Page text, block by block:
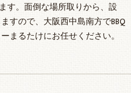
す。面倒な場所取りから、設
すので、大阪西中島南方でBBQ
まるたけにお任せください。